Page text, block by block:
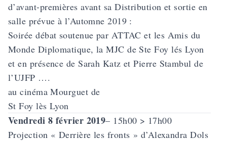
d’avant-premières avant sa Distribution et sortie en
salle prévue à l’Automne 2019 :
Soirée débat soutenue par ATTAC et les Amis du
Monde Diplomatique, la MJC de Ste Foy lés Lyon
et en présence de Sarah Katz et Pierre Stambul de
l’UJFP ….
au cinéma Mourguet de
St Foy lès Lyon
Vendredi 8 février 2019– 15h00 > 17h00
Projection « Derrière les fronts » d’Alexandra Dols